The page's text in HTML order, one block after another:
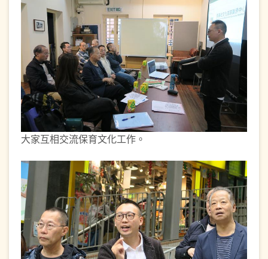
大家互相交流保育文化工作。